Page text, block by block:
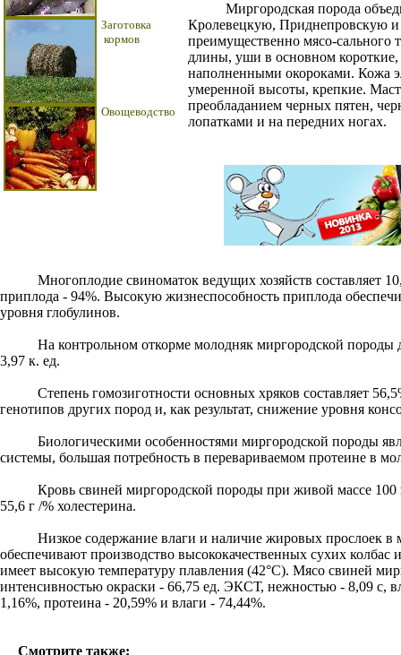
Заготовка
кормов
Овощеводство
Миргородская порода
Кролевецкую, Приднепровскую
преимущественно мясо-сального
длины, уши в основном короткие,
наполненными окороками. Кожа
умеренной высоты, крепкие.
преобладанием черных пятен,
лопатками и на передних ногах.
Многоплодие свиноматок ведущих хозяйств составляет
приплода - 94%. Высокую жизнеспособность приплода
уровня глобулинов.
На контрольном откорме молодняк миргородской породы
3,97 к. ед.
Степень гомозиготности основных хряков составляет
генотипов других пород и, как результат, снижение уровня
Биологическими особенностями миргородской породы
системы, большая потребность в перевариваемом протеине в
Кровь свиней миргородской породы при живой массе 100
55,6 г /% холестерина.
Низкое содержание влаги и наличие жировых прослоек в
обеспечивают производство высококачественных сухих
имеет высокую температуру плавления (42°С). Мясо свиней
интенсивностью окраски - 66,75 ед. ЭКСТ, нежностью - 8,09 с,
1,16%, протеина - 20,59% и влаги - 74,44%.
Смотрите также: